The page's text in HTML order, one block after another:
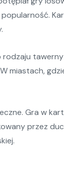
Gra w
przez